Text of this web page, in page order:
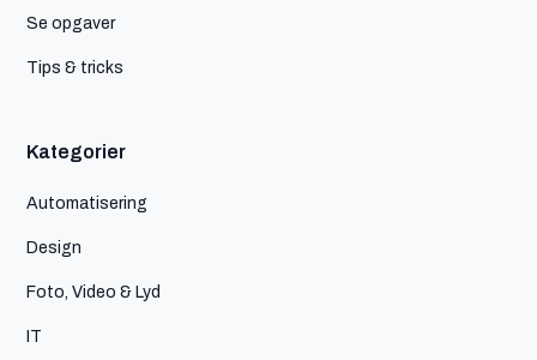
Se opgaver
Tips & tricks
Kategorier
Automatisering
Design
Foto, Video & Lyd
IT